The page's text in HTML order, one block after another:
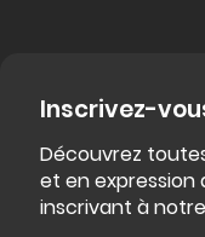
Inscrivez-
Découvrez
et en expression
inscrivant à